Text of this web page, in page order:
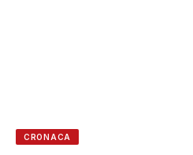
CRONACA